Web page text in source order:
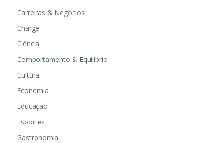
Carreiras & Negócios
Charge
Ciência
Comportamento & Equilíbrio
Cultura
Economia
Educação
Esportes
Gastronomia